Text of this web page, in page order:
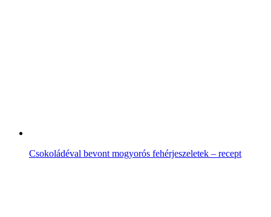
Csokoládéval bevont mogyorós fehérjeszeletek – recept